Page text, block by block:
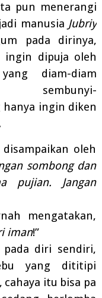
pun menerangi
manusia Jubriy
pada
dirinya,
ingin dipuja oleh
diam-diam
sembunyi-
hanya ingin diken
oleh
sombong dan
pujian. Jangan
mengatakan,
iman!”
diri sendiri,
yang dititipi
cahaya itu bisa pa